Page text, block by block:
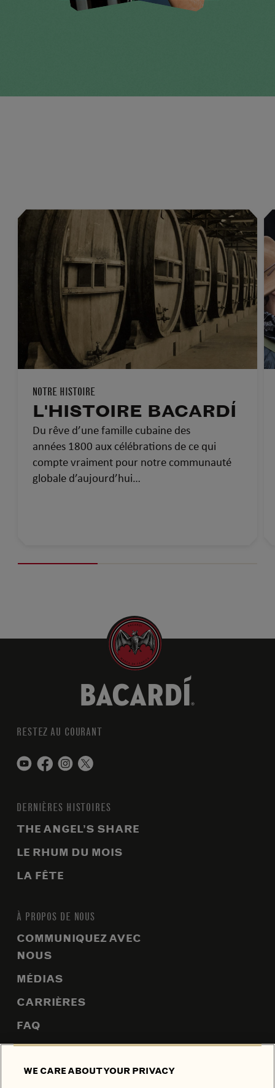
NOTRE HISTOIRE
L'HISTOIRE BACARDÍ
Du rêve d’une famille cubaine des
années 1800 aux célébrations de ce qui
compte vraiment pour notre communauté
globale d’aujourd’hui…
RESTEZ AU COURANT
DERNIÈRES HISTOIRES
THE ANGEL’S SHARE
LE RHUM DU MOIS
LA FÊTE
À PROPOS DE NOUS
COMMUNIQUEZ AVEC
NOUS
MÉDIAS
CARRIÈRES
FAQ
PLAN DU SITE
WE CARE ABOUT YOUR PRIVACY